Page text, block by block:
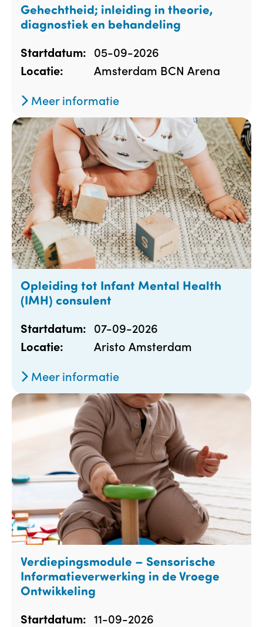
Gehechtheid; inleiding in theorie,
diagnostiek en behandeling
Startdatum: 05-09-2026
Locatie:
Amsterdam BCN Arena
Meer informatie
Opleiding tot Infant Mental Health
(IMH) consulent
Startdatum: 07-09-2026
Locatie:
Aristo Amsterdam
Meer informatie
Verdiepingsmodule – Sensorische
Informatieverwerking in de Vroege
Ontwikkeling
Startdatum: 11-09-2026